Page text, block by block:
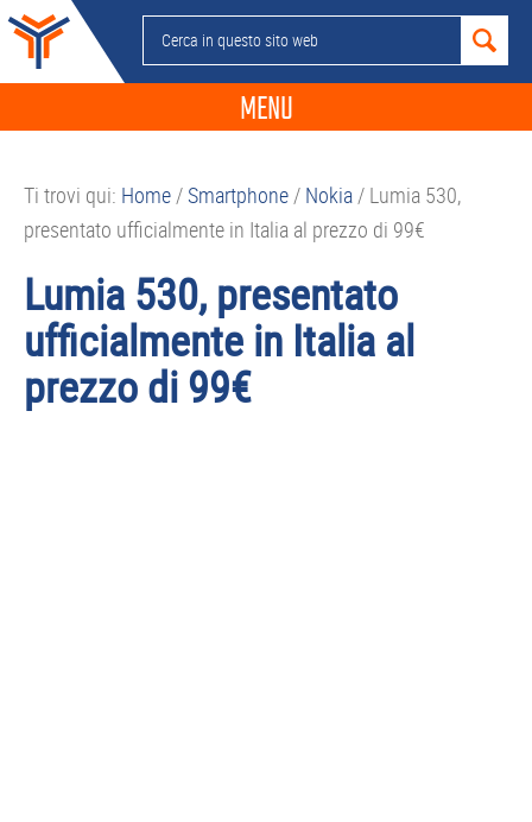
Passa
alla
navigazione
Passa
contenuto
Passa
alla
barra
Passa
piè
Cerca
in
sito
MENU
GUIDE ACQUISTO
SMARTPHONE
Ti trovi qui: Home/Smartphone/ Nokia/ Lumia 530,
presentato ufficialmente in Italia al prezzo di 99€
Lumia 530, presentato
ufficialmente in Italia al
prezzo di 99€